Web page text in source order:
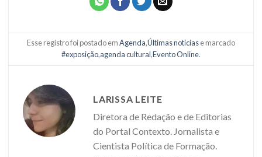
Esse registro foi postado emAgenda,Últimas notíciase marcado
#exposição,agenda cultural,Evento Online.
LARISSA LEITE
Diretora de Redação e de Editorias
do Portal Contexto. Jornalista e
Cientista Política de Formação.